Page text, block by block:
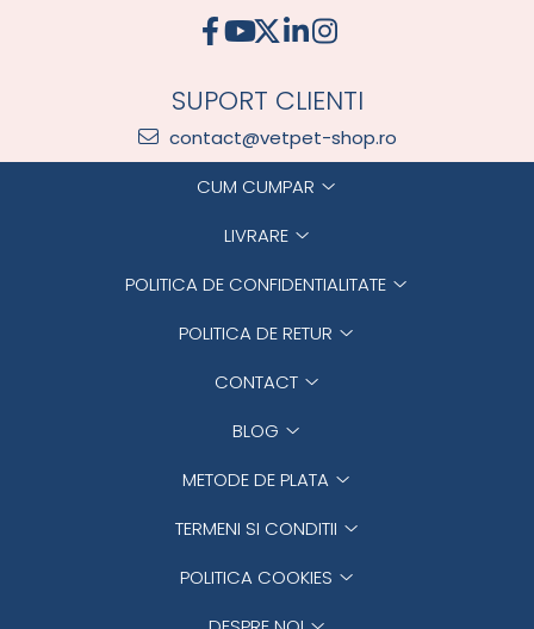
SUPORT CLIENTI
contact@vetpet-shop.ro
CUM CUMPAR
LIVRARE
POLITICA DE CONFIDENTIALITATE
POLITICA DE RETUR
CONTACT
BLOG
METODE DE PLATA
TERMENI SI CONDITII
POLITICA COOKIES